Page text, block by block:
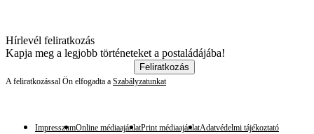
Hírlevél feliratkozás
Kapja meg a legjobb történeteket a postaládájába!
Feliratkozás
A feliratkozással Ön elfogadta a Szabályzatunkat
ImpresszumOnline médiaajánlatPrint médiaajánlatAdatvédelmi tájékoztató